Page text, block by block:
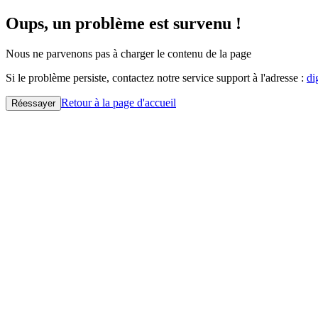
Oups, un problème est survenu !
Nous ne parvenons pas à charger le contenu de la page
Si le problème persiste, contactez notre service support à l'adresse :
Réessayer Retour à la page d'accueil